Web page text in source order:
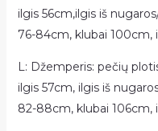
ilgis 56cm,ilgis iš
76-84cm, klubai 100cm,
L: Džemperis: pečių
ilgis 57cm, ilgis iš
82-88cm, klubai 106cm,